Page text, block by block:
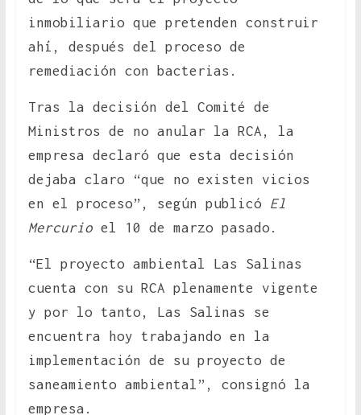
inmobiliario que pretenden construir
ahí, después del proceso de
remediación con bacterias.
Tras la decisión del Comité de
Ministros de no anular la RCA, la
empresa declaró que esta decisión
dejaba claro “que no existen vicios
en el proceso”, según publicó El
Mercurio el 10 de marzo pasado.
“El proyecto ambiental Las Salinas
cuenta con su RCA plenamente vigente
y por lo tanto, Las Salinas se
encuentra hoy trabajando en la
implementación de su proyecto de
saneamiento ambiental”, consignó la
empresa.